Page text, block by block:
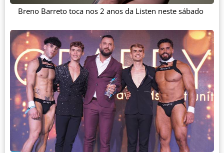
Breno Barreto toca nos 2 anos da Listen neste sábado